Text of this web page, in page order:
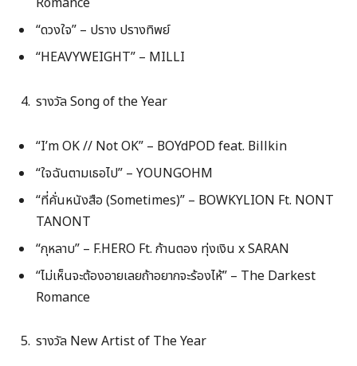
“ดวงใจ” – ปราง ปรางทิพย์
“HEAVYWEIGHT” – MILLI
รางวัล Song of the Year
“I’m OK // Not OK” – BOYdPOD feat. Billkin
“ใจฉันตามเธอไป” – YOUNGOHM
“ที่คั่นหนังสือ (Sometimes)” – BOWKYLION Ft. NONT
TANONT
“กุหลาบ” – F.HERO Ft. ก้านตอง ทุ่งเงิน x SARAN
“ไม่เห็นจะต้องอายเลยถ้าอยากจะร้องไห้” – The Darkest
Romance
รางวัล New Artist of The Year